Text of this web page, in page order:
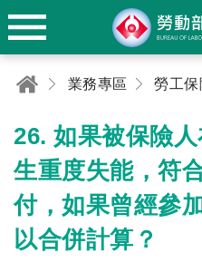
業務專區 勞工保
26. 如果被保險
生重度失能，符
付，如果曾經參
以合併計算？